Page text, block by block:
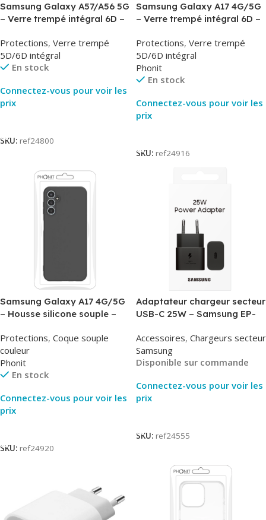
Samsung Galaxy A57/A56 5G
– Verre trempé intégral 6D –
Protections, Verre trempé
5D/6D intégral
En stock
Connectez-vous pour voir les
prix
SKU: ref24800
Samsung Galaxy A17 4G/5G
– Verre trempé intégral 6D –
Protections, Verre trempé
5D/6D intégral
Phonit
En stock
Connectez-vous pour voir les
prix
SKU: ref24916
Samsung Galaxy A17 4G/5G
– Housse silicone souple –
Protections, Coque souple
couleur
Phonit
En stock
Connectez-vous pour voir les
prix
SKU: ref24920
Adaptateur chargeur secteur
USB-C 25W – Samsung EP-
Packaging Original
Accessoires, Chargeurs secteur
Samsung
Disponible sur commande
Connectez-vous pour voir les
prix
SKU: ref24555